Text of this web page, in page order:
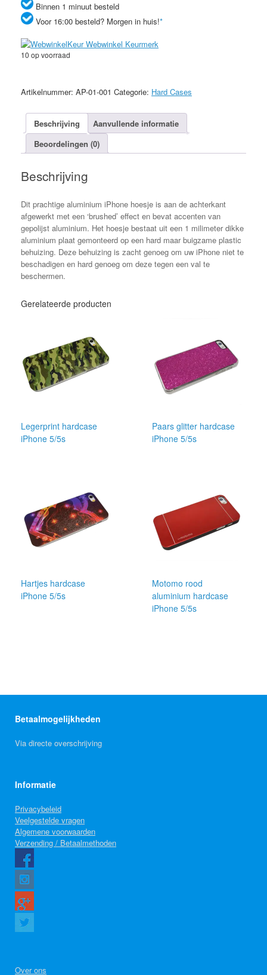
Binnen 1 minuut besteld
Voor 16:00 besteld? Morgen in huis!*
10 op voorraad
blauw
aluminium
iPhone
5/5s
aantal
Artikelnummer: AP-01-001 Categorie: Hard Cases
Beschrijving
Aanvullende informatie
Beoordelingen (0)
Beschrijving
Dit prachtige aluminium iPhone hoesje is aan de achterkant
afgewerkt met een ‘brushed’ effect en bevat accenten van
gepolijst aluminium. Het hoesje bestaat uit een 1 milimeter dikke
aluminium plaat gemonteerd op een hard maar buigzame plastic
behuizing. Deze behuizing is zacht genoeg om uw iPhone niet te
beschadigen en hard genoeg om deze tegen een val te
beschermen.
Gerelateerde producten
Legerprint hardcase
iPhone 5/5s
Paars glitter hardcase
iPhone 5/5s
Hartjes hardcase
iPhone 5/5s
Motomo rood
aluminium hardcase
iPhone 5/5s
Betaalmogelijkheden
Via directe overschrijving
Informatie
Privacybeleid
Veelgestelde vragen
Algemene voorwaarden
Verzending / Betaalmethoden
Over ons